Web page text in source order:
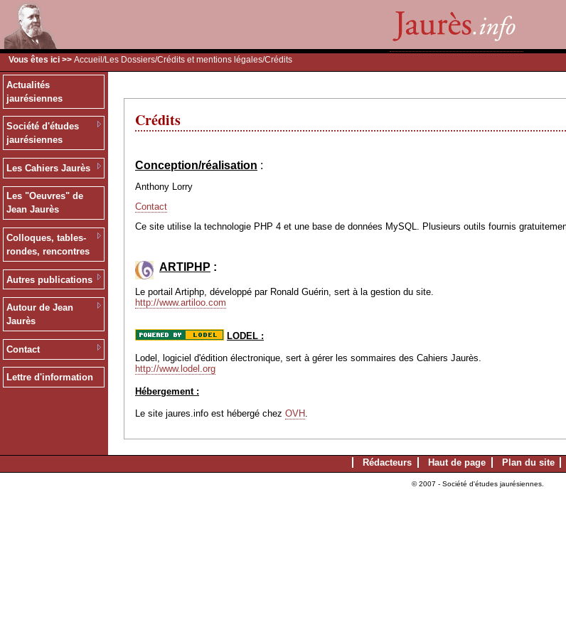
Vous êtes ici >> Accueil /Les Dossiers/Crédits et mentions légales/Crédits
Actualités
jaurésiennes
Société d'études
jaurésiennes
Les Cahiers Jaurès
Les "Oeuvres" de
Jean Jaurès
Colloques, tables-
rondes, rencontres
Autres publications
Autour de Jean
Jaurès
Contact
Lettre d'information
Crédits
Conception/réalisation :
Anthony Lorry
Contact
Ce site utilise la technologie PHP 4 et une base de données MySQL. Plusieurs outils fournis
ARTIPHP :
Le portail Artiphp, développé par Ronald Guérin, sert à la gestion du site.
http://www.artiloo.com
LODEL :
Lodel, logiciel d'édition électronique, sert à gérer les sommaires des Cahiers Jaurès.
http://www.lodel.org
Hébergement :
Le site jaures.info est hébergé chez OVH
Rédacteurs Haut de page Plan du site
© 2007 - Société d'études jaurésiennes.